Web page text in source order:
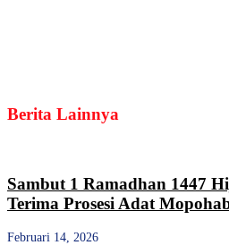
Berita Lainnya
Sambut 1 Ramadhan 1447
Terima Prosesi Adat
Februari 14, 2026